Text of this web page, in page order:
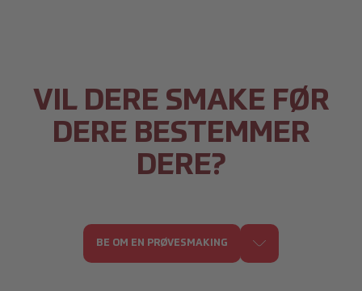
VIL DERE SMAKE FØR
DERE BESTEMMER
DERE?
BE OM EN PRØVESMAKING